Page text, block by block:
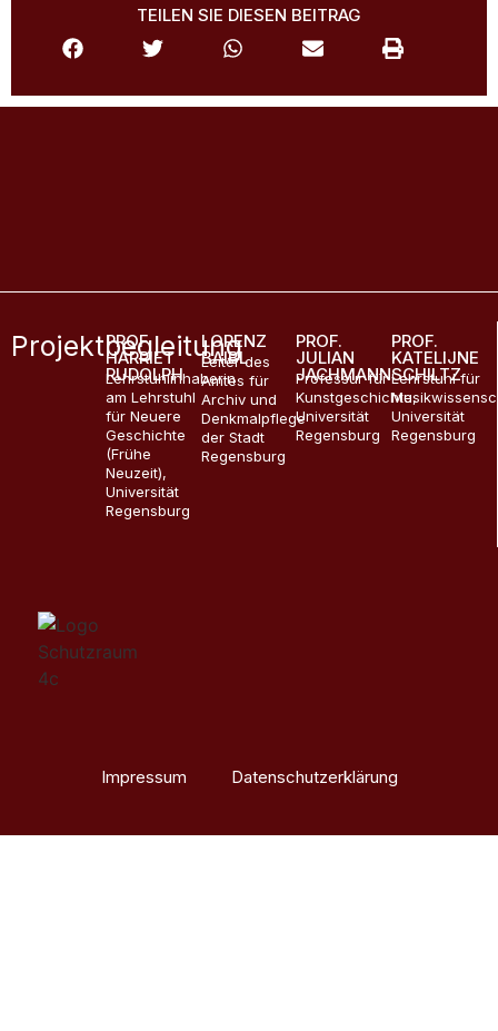
TEILEN SIE DIESEN BEITRAG
Projektbegleitung
PROF.
HARRIET
RUDOLPH
Lehrstuhlinhaberin
am Lehrstuhl
für Neuere
Geschichte
(Frühe
Neuzeit),
Universität
Regensburg
LORENZ
BAIBL
Leiter des
Amtes für
Archiv und
Denkmalpflege
der Stadt
Regensburg
PROF.
JULIAN
JACHMANN
Professur für
Kunstgeschichte,
Universität
Regensburg
PROF.
KATELIJNE
SCHILTZ
Lehrstuhl für
Universität
Regensburg
Impressum Datenschutzerklärung